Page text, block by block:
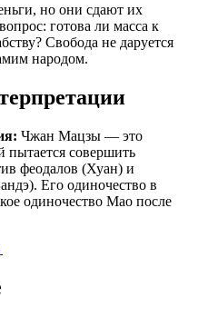
но они сдают их
готова ли масса к
Свобода не даруется
народом.
Чжан Мацзы — это
пытается совершить
феодалов (Хуан) и
Его одиночество в
одиночество Мао после